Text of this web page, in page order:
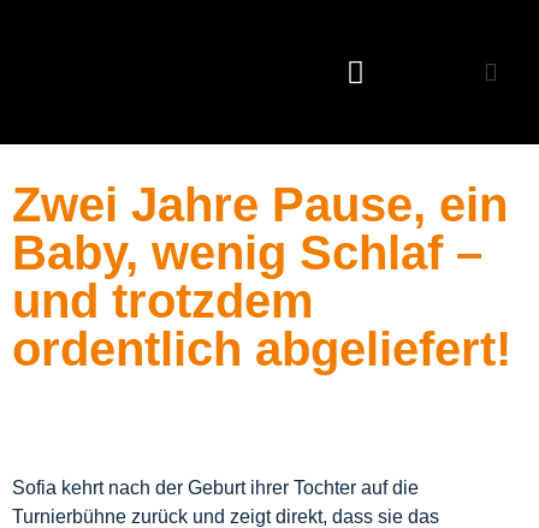
Zwei Jahre Pause, ein
Baby, wenig Schlaf –
und trotzdem
ordentlich abgeliefert!
Sofia kehrt nach der Geburt ihrer Tochter auf die
Turnierbühne zurück und zeigt direkt, dass sie das